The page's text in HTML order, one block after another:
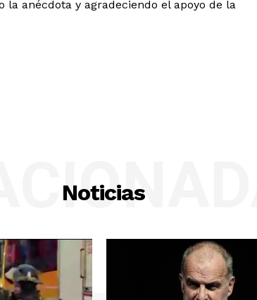
la anécdota y agradeciendo el apoyo de la
Noticias